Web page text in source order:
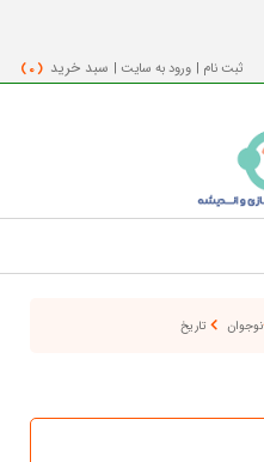
ثبت نام | ورود به سایت | سبد خرید ( 0 )
نوجوان تاریخ